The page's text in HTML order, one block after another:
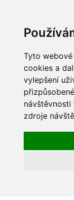
Tyto
cookies a
vylepšení
zdroje